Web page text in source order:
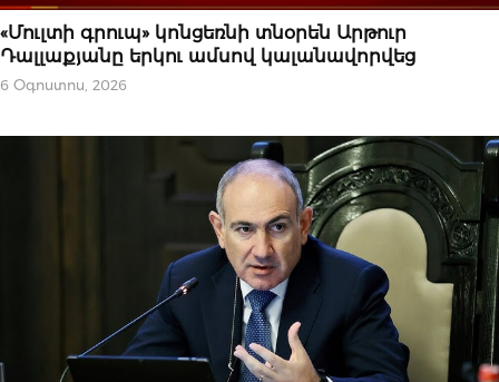
ՆՈՐՈՒԹՅՈՒՆՆԵՐ
«Մուլտի գրուպ» կոնցեռնի տնօրեն Արթուր
Դալլաքյանը երկու ամսով կալանավորվեց
6 Օգոստոս, 2026